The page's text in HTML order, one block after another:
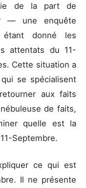
de la part de
— une enquête
étant donné les
attentats du 11-
Cette situation a
se spécialisent
aux faits
de faits,
quelle est la
Septembre.
ce qui est
Il ne présente